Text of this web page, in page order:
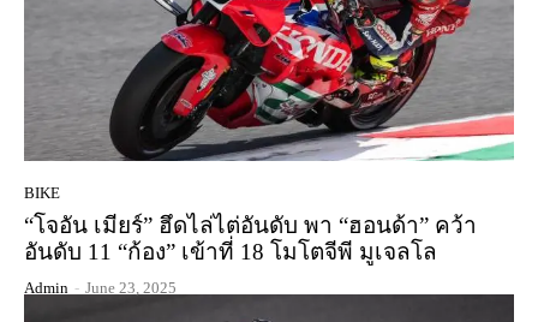
BIKE
“โจอัน เมียร์” ฮึดไล่ไต่อันดับ พา “ฮอนด้า” คว้า
อันดับ 11 “ก้อง” เข้าที่ 18 โมโตจีพี มูเจลโล
Admin - June 23, 2025